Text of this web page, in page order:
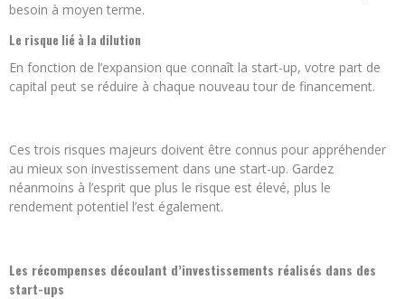
besoin à moyen terme.
Le risque lié à la dilution
En fonction de l’expansion que connaît la start-up, votre part de
capital peut se réduire à chaque nouveau tour de financement.
Ces trois risques majeurs doivent être connus pour appréhender
au mieux son investissement dans une start-up. Gardez
néanmoins à l’esprit que plus le risque est élevé, plus le
rendement potentiel l’est également.
Les récompenses découlant d’investissements réalisés dans des
start-ups